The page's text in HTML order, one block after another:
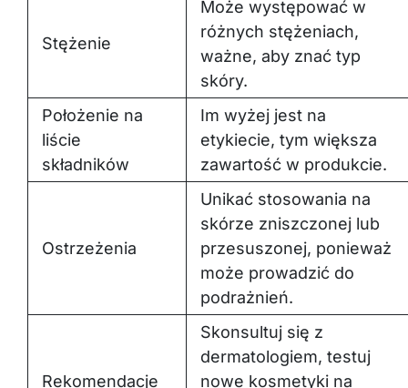
Stężenie
różnych stężeniach,
ważne, aby znać typ
skóry.
Położenie na
liście
składników
Im wyżej jest na
etykiecie, tym większa
zawartość w produkcie.
Ostrzeżenia
Unikać stosowania na
skórze zniszczonej lub
przesuszonej, ponieważ
może prowadzić do
podrażnień.
Rekomendacje
Skonsultuj się z
dermatologiem, testuj
nowe kosmetyki na